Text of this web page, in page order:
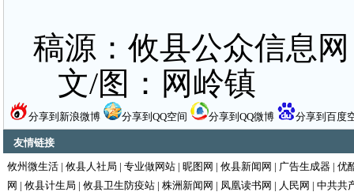
稿源：攸县公众信息网
文/图：网岭镇
分享到新浪微博 分享到QQ空间 分享到QQ微博 分享到百度
友情链接
攸州微生活 | 攸县人社局 | 专业做网站 | 昵图网 | 攸县新闻网 | 广告生成器 | 优
网 | 攸县计生局 | 攸县卫生防疫站 | 株洲新闻网 | 凤凰读书网 | 人民网 | 中共共